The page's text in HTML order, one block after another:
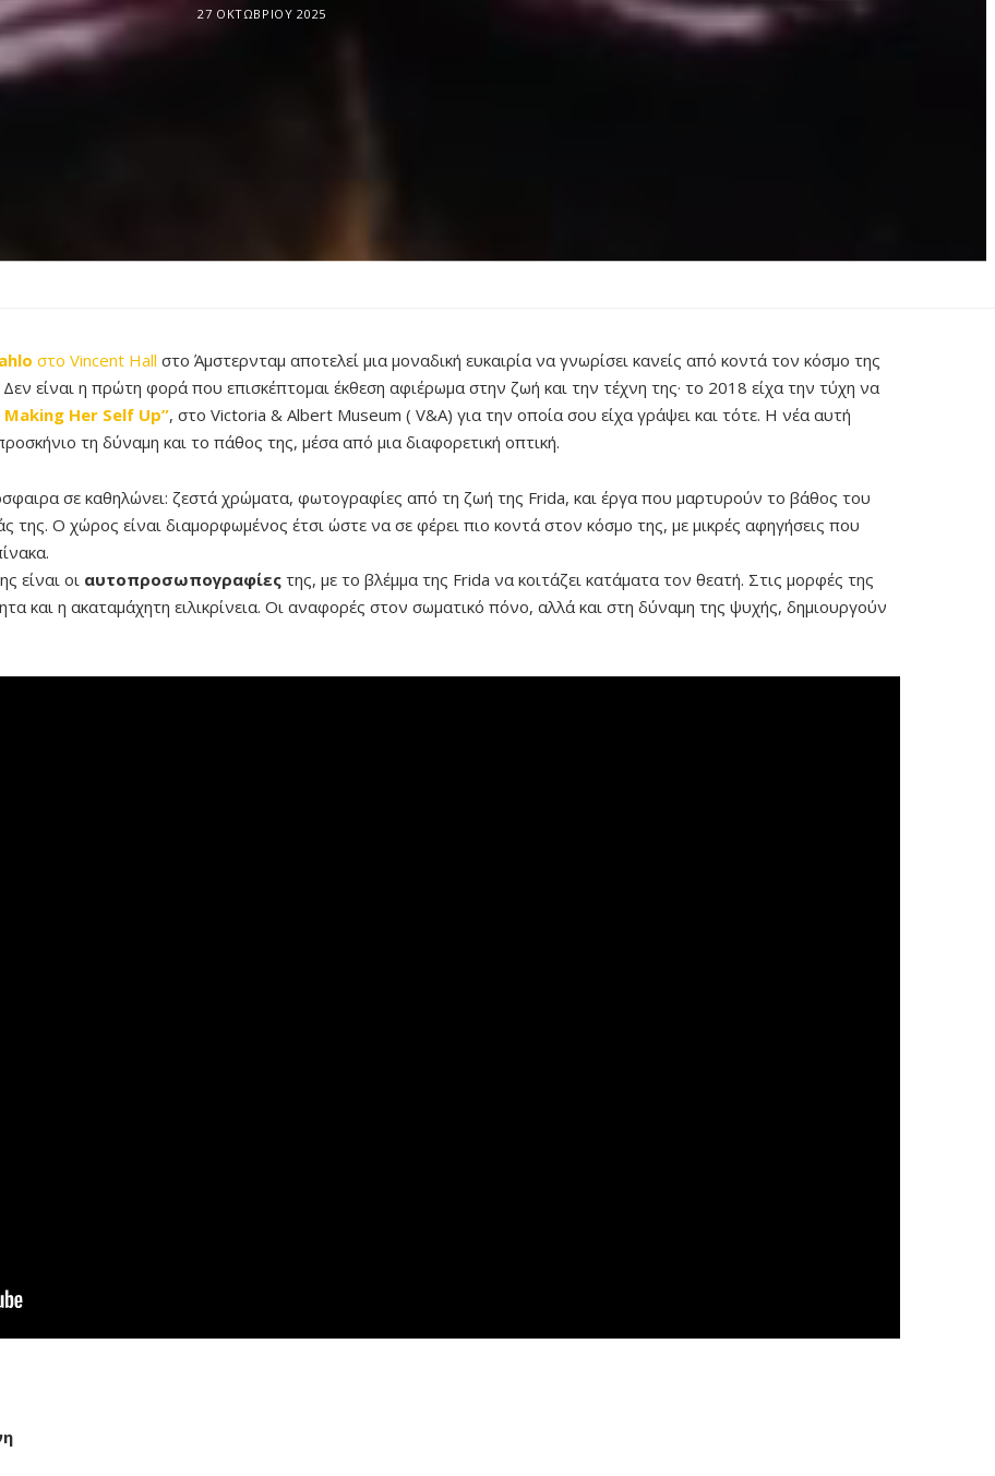
27 ΟΚΤΩΒΡΊΟΥ 2025
στο Vincent Hall στο Άμστερνταμ αποτελεί μια μοναδική ευκαιρία να γνωρίσει κανείς από κοντά τον κόσμο της
Δεν είναι η πρώτη φορά που επισκέπτομαι έκθεση αφιέρωμα στην ζωή και την τέχνη της· το 2018 είχα την τύχη να
Making Her Self Up”, στo Victoria & Albert Museum ( V&A) για την οποία σου είχα γράψει και τότε. Η νέα αυτή
τη δύναμη και το πάθος της, μέσα από μια διαφορετική οπτική.
σε καθηλώνει: ζεστά χρώματα, φωτογραφίες από τη ζωή της Frida, και έργα που μαρτυρούν το βάθος του
της. Ο χώρος είναι διαμορφωμένος έτσι ώστε να σε φέρει πιο κοντά στον κόσμο της, με μικρές αφηγήσεις που
είναι οι αυτοπροσωπογραφίες της, με το βλέμμα της Frida να κοιτάζει κατάματα τον θεατή. Στις μορφές της
και η ακαταμάχητη ειλικρίνεια. Οι αναφορές στον σωματικό πόνο, αλλά και στη δύναμη της ψυχής, δημιουργούν